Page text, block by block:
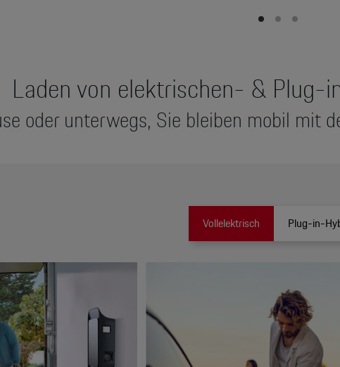
Laden von elektrischen- & Plug-
oder unterwegs, Sie bleiben mobil mit
Vollelektrisch Plug-in-